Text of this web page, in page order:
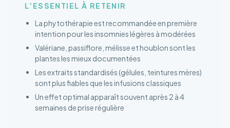
L’ESSENTIEL À RETENIR
La phytothérapie est recommandée en première
intention pour les insomnies légères à modérées
Valériane, passiflore, mélisse et houblon sont les
plantes les mieux documentées
Les extraits standardisés (gélules, teintures mères)
sont plus fiables que les infusions classiques
Un effet optimal apparaît souvent après 2 à 4
semaines de prise régulière